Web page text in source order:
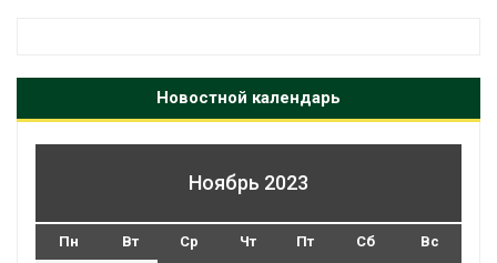
Новостной календарь
Ноябрь 2023
Пн Вт Ср Чт Пт Сб Вс